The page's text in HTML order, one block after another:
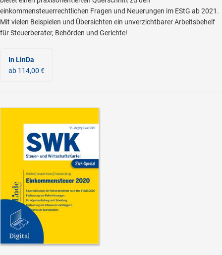
einkommensteuerrechtlichen Fragen und Neuerungen im EStG ab 2021.
Mit vielen Beispielen und Übersichten ein unverzichtbarer Arbeitsbehelf
für Steuerberater, Behörden und Gerichte!
In LinDa
ab 114,00 €